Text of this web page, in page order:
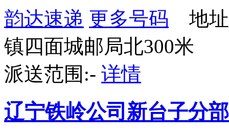
韵达速递 更多号码 地址
镇四面城邮局北300米
派送范围:- 详情
辽宁铁岭公司新台子分部